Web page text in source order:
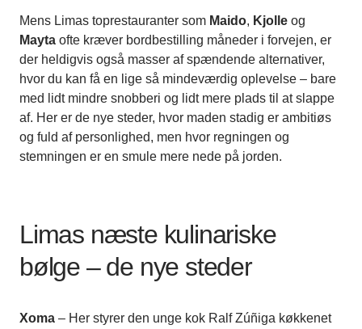
Mens Limas toprestauranter som Maido, Kjolle og
Mayta ofte kræver bordbestilling måneder i forvejen, er
der heldigvis også masser af spændende alternativer,
hvor du kan få en lige så mindeværdig oplevelse – bare
med lidt mindre snobberi og lidt mere plads til at slappe
af. Her er de nye steder, hvor maden stadig er ambitiøs
og fuld af personlighed, men hvor regningen og
stemningen er en smule mere nede på jorden.
Limas næste kulinariske
bølge – de nye steder
Xoma – Her styrer den unge kok Ralf Zúñiga køkkenet